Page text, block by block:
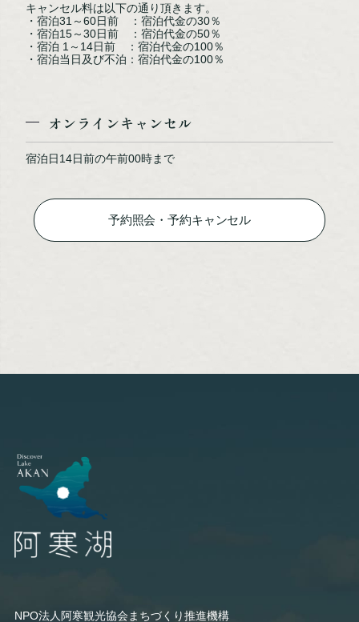
リスニングルーム（イメージ）
キャンセル料は以下の通り頂きます。
・宿泊31～60日前 ：宿泊代金の30％
・宿泊15～30日前 ：宿泊代金の50％
・宿泊 1～14日前 ：宿泊代金の100％
・宿泊当日及び不泊：宿泊代金の100％
オンラインキャンセル
宿泊日14日前の午前00時まで
予約照会・予約キャンセル
NPO法人阿寒観光協会まちづくり推進機構